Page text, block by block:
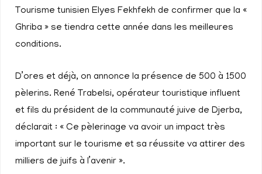
Tourisme tunisien Elyes Fekhfekh de confirmer que la «
Ghriba » se tiendra cette année dans les meilleures
conditions.
D’ores et déjà, on annonce la présence de 500 à 1500
pèlerins. René Trabelsi, opérateur touristique influent
et fils du président de la communauté juive de Djerba,
déclarait : « Ce pèlerinage va avoir un impact très
important sur le tourisme et sa réussite va attirer des
milliers de juifs à l’avenir ».